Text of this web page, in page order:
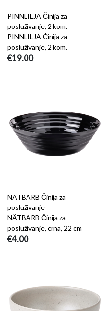
PINNLILJA Činija za
posluživanje, 2 kom.
PINNLILJA Činija za
posluživanje, 2 kom.
€19.00
NÄTBARB Činija za
posluživanje
NÄTBARB Činija za
posluživanje, crna, 22 cm
€4.00